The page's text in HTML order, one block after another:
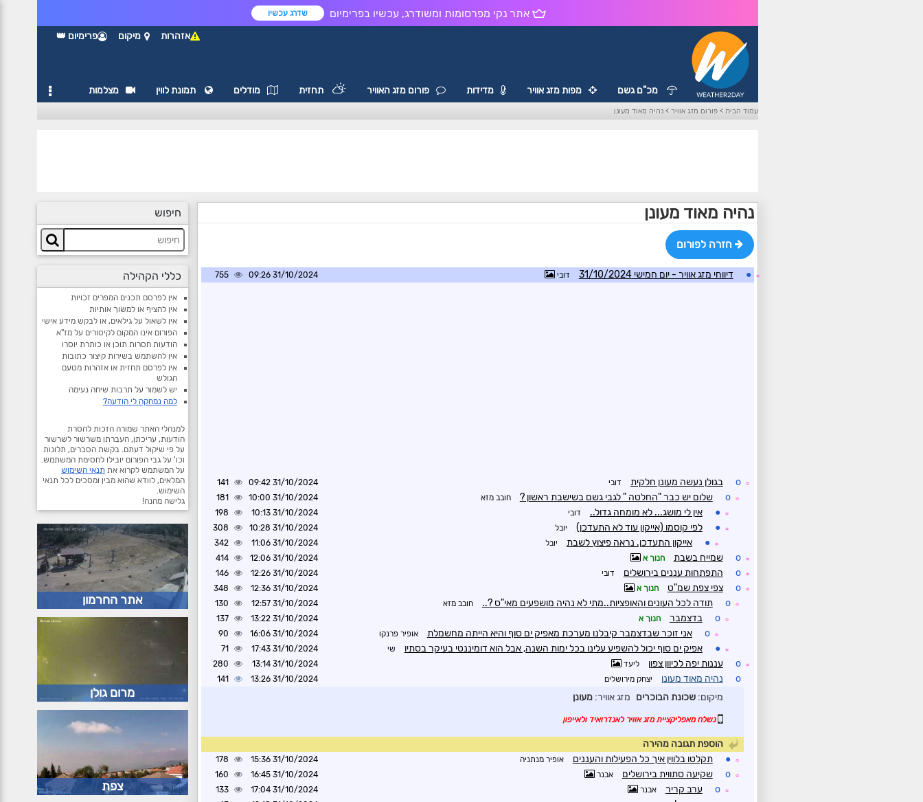
אתר נקי מפרסומות ומשודרג, עכשיו בפרימיום שדרג עכשיו
אזהרות מיקום פרימיום 👑
מכ"ם גשם מפות מזג אוויר מדידות פורום מזג האוויר תחזית מודלים תמונת לווין מצלמות
עמוד הבית >פורום מזג אוויר >נהיה מאוד מעונן
נהיה מאוד מעונן
חזרה לפורום
☼
● דיווחי מזג אוויר - יום חמישי 31/10/2024 דובי 31/10/2024 09:26
755
☼
o בגולן נעשה מעונן חלקית דובי 31/10/2024 09:42
141
☼
o שלום יש כבר "החלטה " לגבי גשם בשישבת ראשון ? חובב מזא 31/10/2024 10:00
181
☼
● אין לי מושג... לא מומחה גדול.. דובי 31/10/2024 10:13
198
☼
● לפי קוסמו (אייקון עוד לא התעדכן) יובל 31/10/2024 10:28
308
☼
● אייקון התעדכן. נראה פיצוץ לשבת יובל 31/10/2024 11:06
342
☼
o שמייח בשבת חנוך א 31/10/2024 12:06
414
☼
o התפתחות עננים בירושלים דובי 31/10/2024 12:26
146
☼
o צפי צפת שמ"ט חנוך א 31/10/2024 12:36
348
☼
o תודה לכל העונים והאופציות..מתי לא נהיה מושפעים מאי"ס ?.. חובב מזא 31/10/2024 12:57
130
☼
o בדצמבר חנוך א 31/10/2024 13:22
137
☼
o אני זוכר שבדצמבר קיבלנו מערכת מאפיק ים סוף והיא הייתה מחשמלת אופיר פרנקו 31/10/2024 16:06
90
☼
● אפיק ים סוף יכול להשפיע עלינו בכל ימות השנה, אבל הוא דומיננטי בעיקר בסתיו שי 31/10/2024 17:43
71
☼
o עננות יפה לכיוון צפון ליעד 31/10/2024 13:14
280
o נהיה מאוד מעונן יצחק מירושלים 31/10/2024 13:26
141
מיקום:שכונת הבוכרים מזג אוויר:מעונן
נשלח מאפליקציית מזג אוויר לאנדרואיד ולאייפון
הוספת תגובה מהירה
☼
● תקלטו בלווין איך כל הפעילות והעננים אופיר מנתניה 31/10/2024 15:36
178
☼
o שקיעה סתווית בירושלים אבנר 31/10/2024 16:45
160
☼
o ערב קריר אבנר 31/10/2024 17:04
133
חיפוש
כללי הקהילה
אין לפרסם תכנים המפרים זכויות
אין להציף או למשוך אותיות
אין לשאול על גילאים, או לבקש מידע אישי
הפורום אינו המקום לקיטורים על מז"א
הודעות חסרות תוכן או כותרת יוסרו
אין להשתמש בשירות קיצור כתובות
אין לפרסם תחזית או אזהרות מטעם
הגולש
יש לשמור על תרבות שיחה נעימה
למה נמחקה לי הודעה?
למנהלי האתר שמורה הזכות להסרת
הודעות, עריכתן, העברתן משרשור לשרשור
על פי שיקול דעתם. בקשת הסברים, תלונות
וכו' על גבי הפורום יובילו לחסימת המשתמש.
על המשתמש לקרוא את תנאי השימוש
המלאים, לוודא שהוא מבין ומסכים לכל תנאי
השימוש.
גלישה מהנה!
אתר החרמון
מרום גולן
צפת